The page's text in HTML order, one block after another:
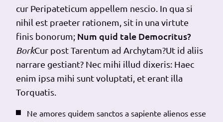
cur Peripateticum appellem nescio. In qua si
nihil est praeter rationem, sit in una virtute
finis bonorum; Num quid tale Democritus?
BorkCur post Tarentum ad Archytam?Ut id aliis
narrare gestiant? Nec mihi illud dixeris: Haec
enim ipsa mihi sunt voluptati, et erant illa
Torquatis.
Ne amores quidem sanctos a sapiente alienos esse